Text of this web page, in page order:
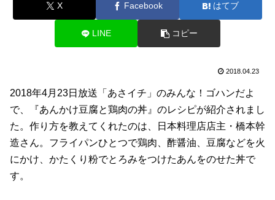
X Facebook はてブ
LINE コピー
2018.04.23
2018年4月23日放送「あさイチ」のみんな！ゴハンだよ
で、『あんかけ豆腐と鶏肉の丼』のレシピが紹介されまし
た。作り方を教えてくれたのは、日本料理店店主・橋本幹
造さん。フライパンひとつで鶏肉、酢醤油、豆腐などを火
にかけ、かたくり粉でとろみをつけたあんをのせた丼で
す。